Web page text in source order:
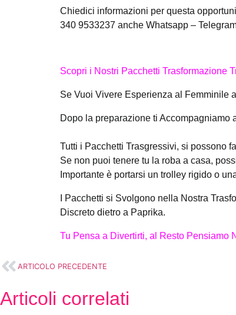
Chiedici informazioni per questa
340 9533237 anche Whatsapp –
Scopri i Nostri Pacchetti Trasformazione
Se Vuoi Vivere Esperienza al Femminile
Dopo la preparazione ti Accompagniamo
Tutti i Pacchetti Trasgressivi, si possono
Se non puoi tenere tu la roba a casa,
Importante è portarsi un trolley rigido o
I Pacchetti si Svolgono nella Nostra
Discreto dietro a Paprika.
Tu Pensa a Divertirti, al Resto Pensiamo
ARTICOLO PRECEDENTE
Articoli correlati